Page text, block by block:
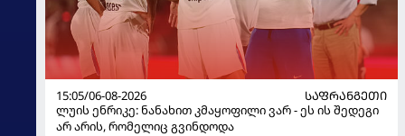
15:05/06-08-2026
ᲡᲐᲤᲠᲐᲜᲒᲔᲗᲘ
ლუის ენრიკე: ნანახით კმაყოფილი ვარ - ეს ის შედეგი
არ არის, რომელიც გვინდოდა